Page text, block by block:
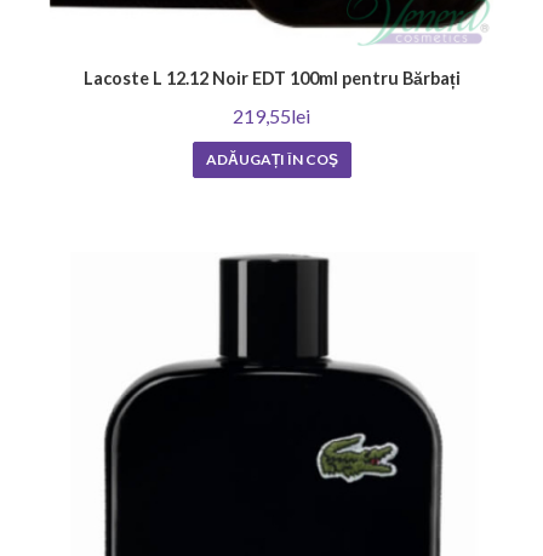
Lacoste L 12.12 Noir EDT 100ml pentru Bărbați
219,55lei
ADĂUGAȚI ÎN COŞ